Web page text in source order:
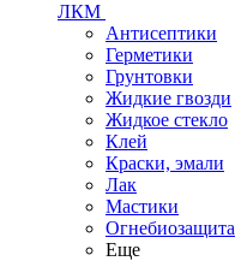
ЛКМ
Антисептики
Герметики
Грунтовки
Жидкие гвозди
Жидкое стекло
Клей
Краски, эмали
Лак
Мастики
Огнебиозащита
Еще